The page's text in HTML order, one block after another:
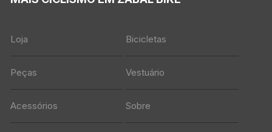
Loja Bicicletas
Peças Vestuário
Acessórios Sobre